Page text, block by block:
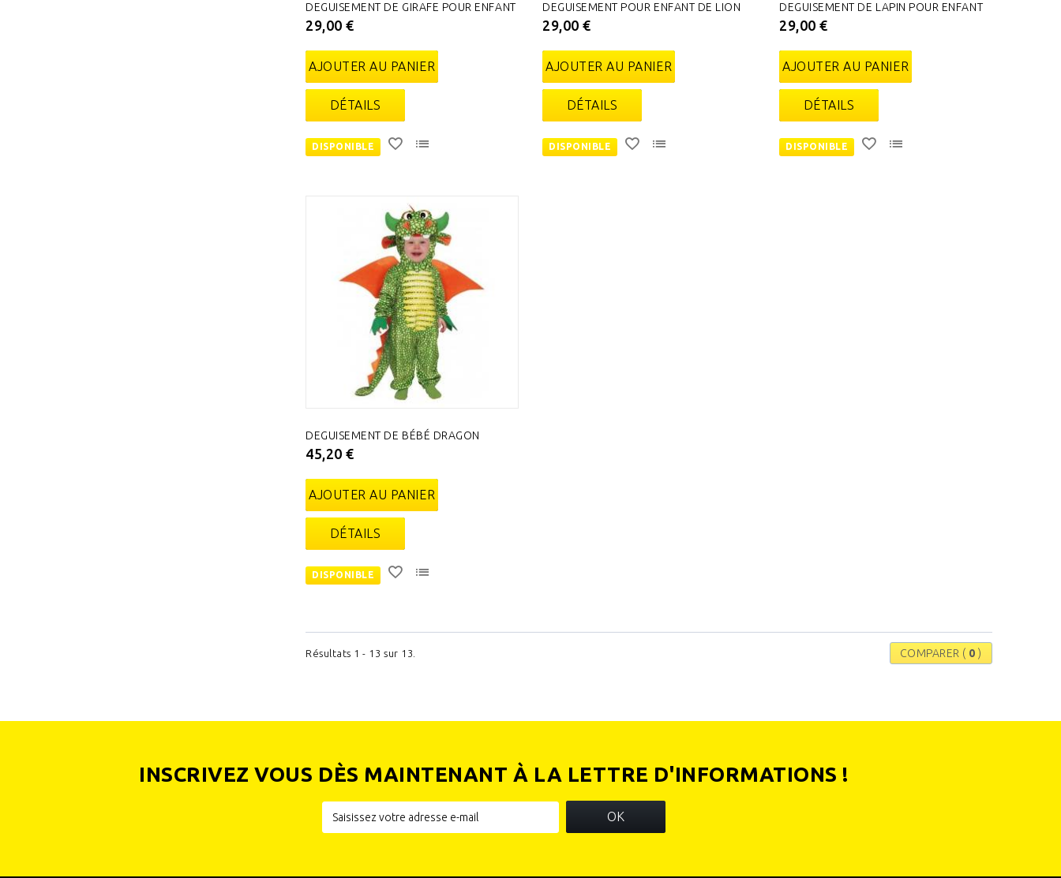
DEGUISEMENT DE GIRAFE POUR ENFANT
29,00 €
AJOUTER AU PANIER
DÉTAILS
DISPONIBLE
DEGUISEMENT POUR ENFANT DE LION
29,00 €
AJOUTER AU PANIER
DÉTAILS
DISPONIBLE
DEGUISEMENT DE LAPIN POUR ENFANT
29,00 €
AJOUTER AU PANIER
DÉTAILS
DISPONIBLE
DEGUISEMENT DE BÉBÉ DRAGON
45,20 €
AJOUTER AU PANIER
DÉTAILS
DISPONIBLE
COMPARER ( 0 )
Résultats 1 - 13 sur 13.
INSCRIVEZ VOUS DÈS MAINTENANT À LA LETTRE D'INFORMATIONS !
OK